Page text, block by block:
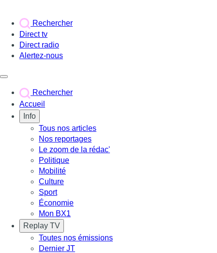
Rechercher
Direct tv
Direct radio
Alertez-nous
Rechercher
Accueil
Info
Tous nos articles
Nos reportages
Le zoom de la rédac'
Politique
Mobilité
Culture
Sport
Économie
Mon BX1
Replay TV
Toutes nos émissions
Dernier JT